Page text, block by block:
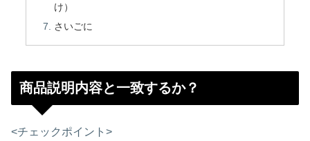
け）
さいごに
商品説明内容と一致するか？
<チェックポイント>